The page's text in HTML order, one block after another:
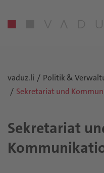
vaduz.li Politik &
Sekretariat und
Sekretariat